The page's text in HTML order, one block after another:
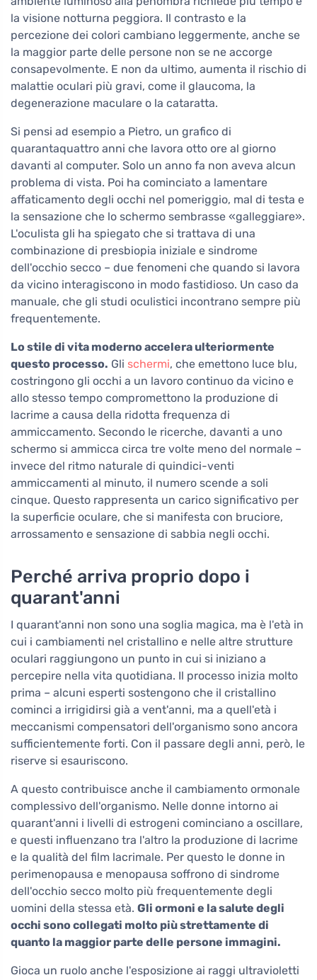
la visione notturna peggiora. Il contrasto e la
percezione dei colori cambiano leggermente, anche se
la maggior parte delle persone non se ne accorge
consapevolmente. E non da ultimo, aumenta il rischio di
malattie oculari più gravi, come il glaucoma, la
degenerazione maculare o la cataratta.
Si pensi ad esempio a Pietro, un grafico di
quarantaquattro anni che lavora otto ore al giorno
davanti al computer. Solo un anno fa non aveva alcun
problema di vista. Poi ha cominciato a lamentare
affaticamento degli occhi nel pomeriggio, mal di testa e
la sensazione che lo schermo sembrasse «galleggiare».
L'oculista gli ha spiegato che si trattava di una
combinazione di presbiopia iniziale e sindrome
dell'occhio secco – due fenomeni che quando si lavora
da vicino interagiscono in modo fastidioso. Un caso da
manuale, che gli studi oculistici incontrano sempre più
frequentemente.
Lo stile di vita moderno accelera ulteriormente
questo processo. Gli schermi, che emettono luce blu,
costringono gli occhi a un lavoro continuo da vicino e
allo stesso tempo compromettono la produzione di
lacrime a causa della ridotta frequenza di
ammiccamento. Secondo le ricerche, davanti a uno
schermo si ammicca circa tre volte meno del normale –
invece del ritmo naturale di quindici-venti
ammiccamenti al minuto, il numero scende a soli
cinque. Questo rappresenta un carico significativo per
la superficie oculare, che si manifesta con bruciore,
arrossamento e sensazione di sabbia negli occhi.
Perché arriva proprio dopo i
quarant'anni
I quarant'anni non sono una soglia magica, ma è l'età in
cui i cambiamenti nel cristallino e nelle altre strutture
oculari raggiungono un punto in cui si iniziano a
percepire nella vita quotidiana. Il processo inizia molto
prima – alcuni esperti sostengono che il cristallino
cominci a irrigidirsi già a vent'anni, ma a quell'età i
meccanismi compensatori dell'organismo sono ancora
sufficientemente forti. Con il passare degli anni, però, le
riserve si esauriscono.
A questo contribuisce anche il cambiamento ormonale
complessivo dell'organismo. Nelle donne intorno ai
quarant'anni i livelli di estrogeni cominciano a oscillare,
e questi influenzano tra l'altro la produzione di lacrime
e la qualità del film lacrimale. Per questo le donne in
perimenopausa e menopausa soffrono di sindrome
dell'occhio secco molto più frequentemente degli
uomini della stessa età. Gli ormoni e la salute degli
occhi sono collegati molto più strettamente di
quanto la maggior parte delle persone immagini.
Gioca un ruolo anche l'esposizione ai raggi ultravioletti